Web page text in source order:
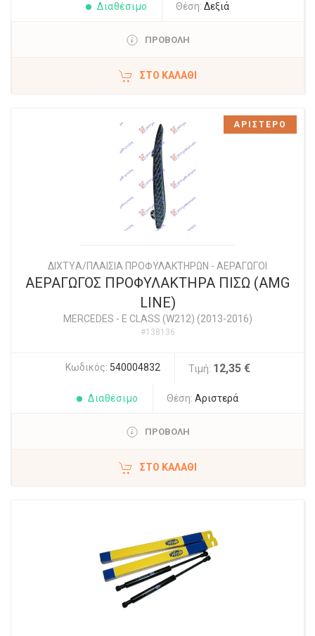
Διαθέσιμο Θέση: Δεξιά
ΠΡΟΒΟΛΗ
ΣΤΟ ΚΑΛΆΘΙ
ΔΙΧΤYΑ/ΠΛΑΙΣΙΑ ΠΡΟΦΥΛΑΚΤΗΡΩΝ - ΑΕΡΑΓΩΓΟΙ
ΑΕΡΑΓΩΓΟΣ ΠΡΟΦΥΛΑΚΤΗΡΑ ΠΙΣΩ (AMG
LINE)
MERCEDES - E CLASS (W212) (2013-2016)
#138136
Κωδικός: 540004832 Τιμή: 12,35 €
Διαθέσιμο Θέση: Αριστερά
ΠΡΟΒΟΛΗ
ΣΤΟ ΚΑΛΆΘΙ
ΑΡΙΣΤΕΡΟ